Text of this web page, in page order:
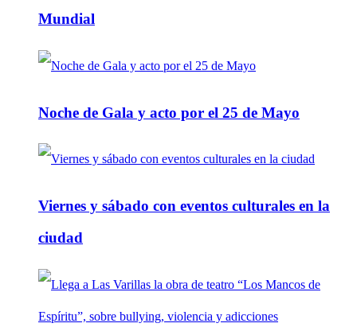
Mundial
Noche de Gala y acto por el 25 de Mayo
Viernes y sábado con eventos culturales en la
ciudad